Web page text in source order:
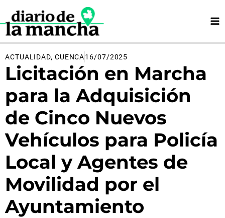
contenido
ACTUALIDAD, CUENCA16/07/2025
Licitación en Marcha
para la Adquisición
de Cinco Nuevos
Vehículos para Policía
Local y Agentes de
Movilidad por el
Ayuntamiento